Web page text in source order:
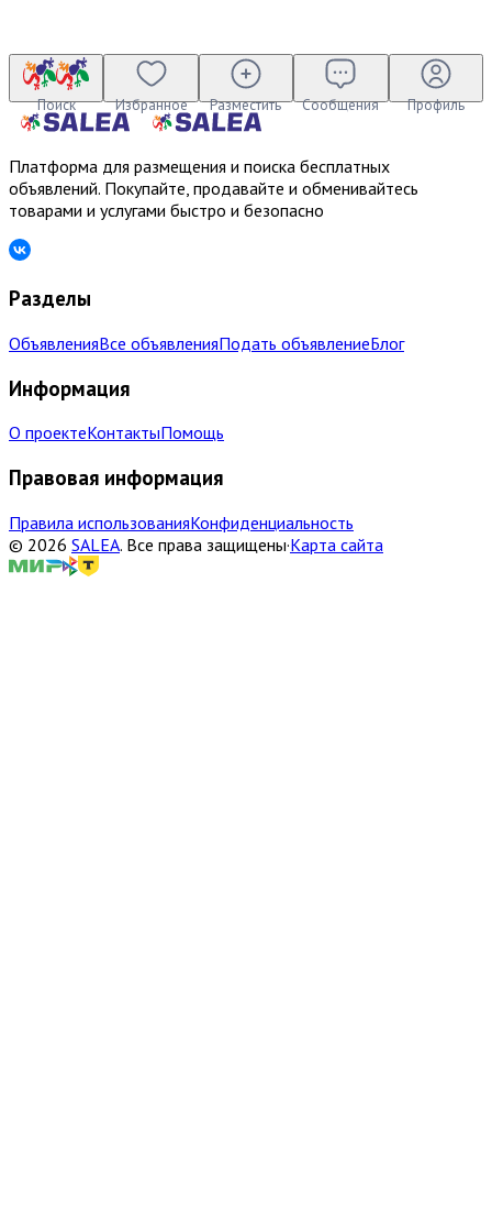
Поиск Избранное Разместить Сообщения Профиль
Платформа для размещения и поиска бесплатных
объявлений. Покупайте, продавайте и обменивайтесь
товарами и услугами быстро и безопасно
Разделы
ОбъявленияВсе объявленияПодать объявлениеБлог
Информация
О проектеКонтактыПомощь
Правовая информация
Правила использованияКонфиденциальность
© 2026 SALEA. Все права защищены·Карта сайта